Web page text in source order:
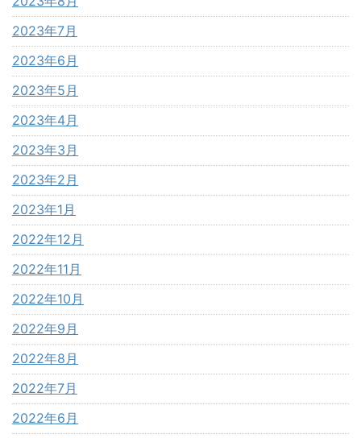
2023年7月
2023年6月
2023年5月
2023年4月
2023年3月
2023年2月
2023年1月
2022年12月
2022年11月
2022年10月
2022年9月
2022年8月
2022年7月
2022年6月